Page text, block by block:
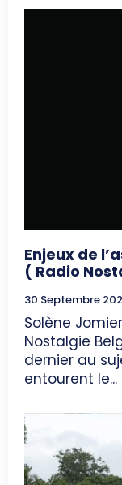
Enjeux de
( Radio
30 Septembre
Solène
Nostalgie
dernier au
entourent le...